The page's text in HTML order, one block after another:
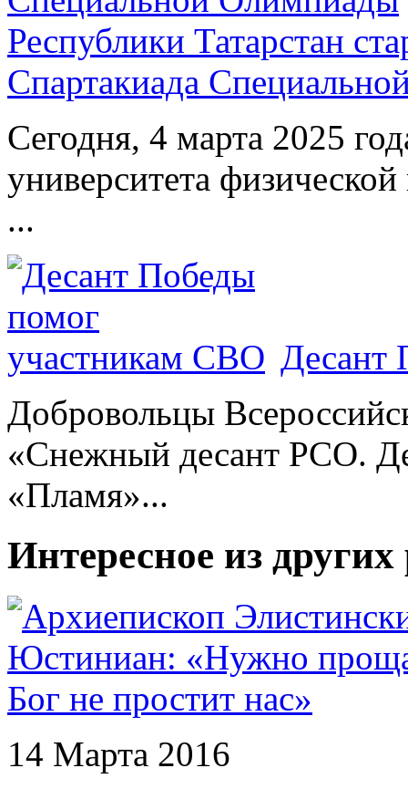
Республики Татарстан
Спартакиада
Сегодня, 4 марта 2025
университета
...
Десант
Добровольцы
«Снежный десант РСО.
«Пламя»...
Интересное из
14 Марта 2016